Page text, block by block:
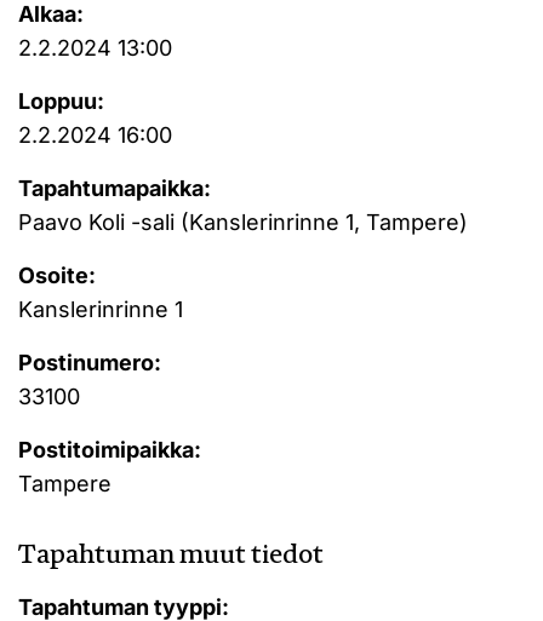
Alkaa:
2.2.2024 13:00
Loppuu:
2.2.2024 16:00
Tapahtumapaikka:
Paavo Koli -sali (Kanslerinrinne 1, Tampere)
Osoite:
Kanslerinrinne 1
Postinumero:
33100
Postitoimipaikka:
Tampere
Tapahtuman muut tiedot
Tapahtuman tyyppi: